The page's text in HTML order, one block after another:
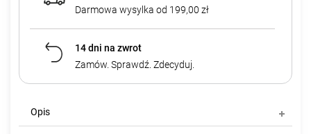
Darmowa wysylka od 199,00 zł
14 dni na zwrot
Zamów. Sprawdź. Zdecyduj.
Opis